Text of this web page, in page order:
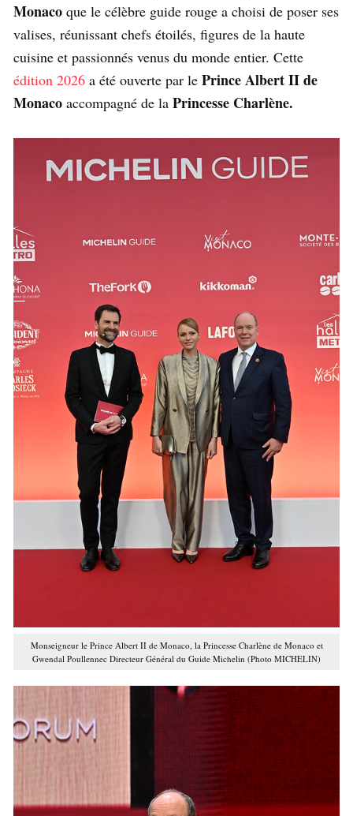
Monaco que le célèbre guide rouge a choisi de poser ses
valises, réunissant chefs étoilés, figures de la haute
cuisine et passionnés venus du monde entier. Cette
édition 2026 a été ouverte par le Prince Albert II de
Monaco accompagné de la Princesse Charlène.
Monseigneur le Prince Albert II de Monaco, la Princesse Charlène de Monaco et
Gwendal Poullennec Directeur Général du Guide Michelin (Photo MICHELIN)